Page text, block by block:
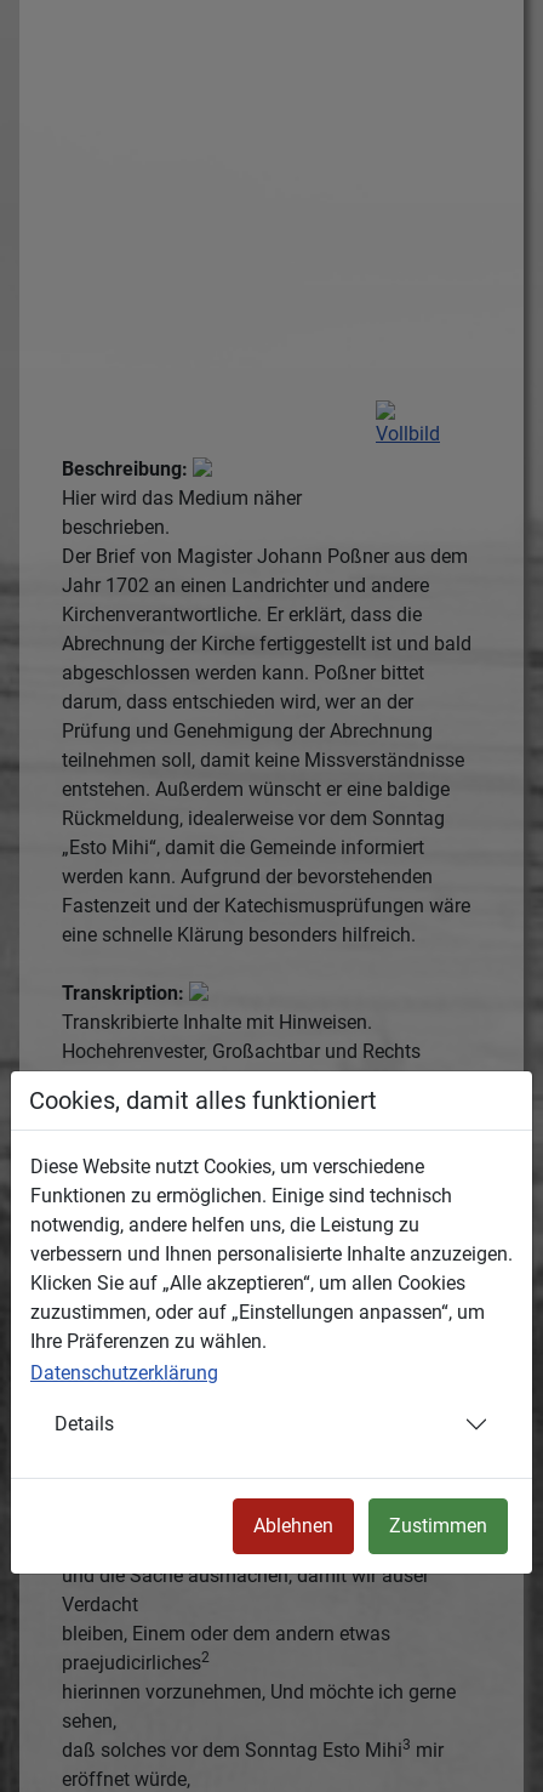
Beschreibung:
Hier wird das Medium näher
beschrieben.
Der Brief von Magister Johann Poßner aus dem
Jahr 1702 an einen Landrichter und andere
Kirchenverantwortliche. Er erklärt, dass die
Abrechnung der Kirche fertiggestellt ist und bald
abgeschlossen werden kann. Poßner bittet
darum, dass entschieden wird, wer an der
Prüfung und Genehmigung der Abrechnung
teilnehmen soll, damit keine Missverständnisse
entstehen. Außerdem wünscht er eine baldige
Rückmeldung, idealerweise vor dem Sonntag
„Esto Mihi“, damit die Gemeinde informiert
werden kann. Aufgrund der bevorstehenden
Fastenzeit und der Katechismusprüfungen wäre
eine schnelle Klärung besonders hilfreich.
Transkription:
Transkribierte Inhalte mit Hinweisen.
Hochehrenvester, Großachtbar und Rechts
sonders Hochgeehrter Herr Landrichter,
Vornehmer Gönner!
Demselben seynd mein Gebet und Dienste an
vor! Und berichte,
wie daß ich hiesige Kirchrechnung in solchen
Standte gebracht,
daß sie, ohne Mühe, in kurzer Zeit, kan vollzogen
werden,
Wann ich dann nicht wisen kan, ob der Herr
Landrichter,
beyzuwohnen oder
derselbe mit hochgedachten Herrn Inspectoren
und die Sache ausmachen, damit wir auser
Verdacht
bleiben, Einem oder dem andern etwas
praejudicirliches2
hierinnen vorzunehmen, Und möchte ich gerne
sehen,
daß solches vor dem Sonntag Esto Mihi3 mir
eröffnet würde,
Cookies, damit alles funktioniert
Diese Website nutzt Cookies, um verschiedene
Funktionen zu ermöglichen. Einige sind technisch
notwendig, andere helfen uns, die Leistung zu
verbessern und Ihnen personalisierte Inhalte anzuzeigen.
Klicken Sie auf „Alle akzeptieren“, um allen Cookies
zuzustimmen, oder auf „Einstellungen anpassen“, um
Ihre Präferenzen zu wählen.
Datenschutzerklärung
Details
Ablehnen Zustimmen